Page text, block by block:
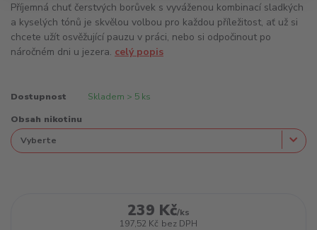
Příjemná chuť čerstvých borůvek s vyváženou kombinací sladkých
a kyselých tónů je skvělou volbou pro každou příležitost, ať už si
chcete užít osvěžující pauzu v práci, nebo si odpočinout po
náročném dni u jezera. celý popis
Dostupnost Skladem > 5 ks
Obsah nikotinu
239 Kč/ks
197,52 Kč bez DPH